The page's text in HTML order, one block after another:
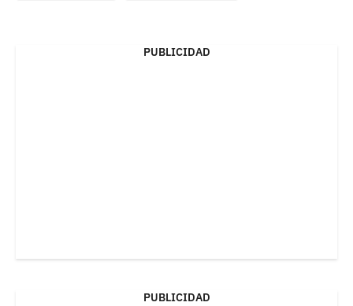
PUBLICIDAD
PUBLICIDAD